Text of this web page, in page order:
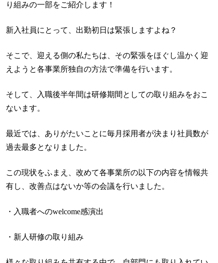
り組みの一部をご紹介します！
新入社員にとって、出勤初日は緊張しますよね？
そこで、迎える側の私たちは、その緊張をほぐし温かく迎
えようと各事業所独自の方法で準備を行います。
そして、入職後半年間は研修期間としての取り組みをおこ
ないます。
最近では、ありがたいことに毎月採用者が決まり社員数が
過去最多となりました。
この現状をふまえ、改めて各事業所の以下の内容を情報共
有し、改善点はないか等の会議を行いました。
・入職者へのwelcome感演出
・新人研修の取り組み